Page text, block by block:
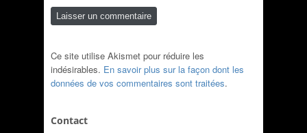
Ce site utilise Akismet pour réduire les
indésirables. En savoir plus sur la façon dont les
données de vos commentaires sont traitées.
Contact